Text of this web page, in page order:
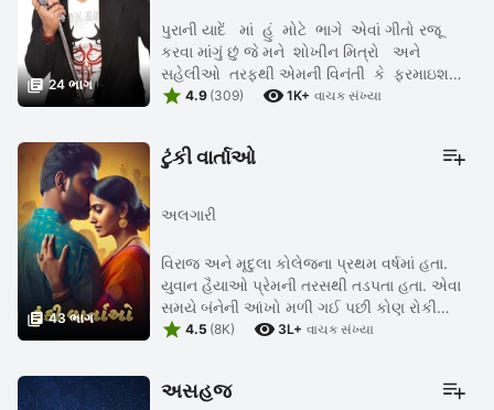
 24 ભાગ
પુરાની યાદેં માં હું મોટે ભાગે એવાં ગીતો રજૂ
કરવા માંગું છું જે મને શોખીન મિત્રો અને
સહેલીઓ તરફથી એમની વિનંતી કે ફરમાઇશથી
પ્રકાશિત કરવા માટે મળ્યાં હોય અને ઈચ્છું ...
 4.9 (309)  1K+ વાચક સંખ્યા
 43 ભાગ
ટુંકી વાર્તાઓ
અલગારી
વિરાજ અને મૃદુલા કોલેજના પ્રથમ વર્ષમાં હતા.
યુવાન હૈયાઓ પ્રેમની તરસથી તડપતા હતા. એવા
સમયે બંનેની આંખો મળી ગઈ પછી કોણ રોકી
શકવાનું હતું. યૌવન હિલોળે ચડ્યું હોય ત્યારે નાની
 4.5 (8K)  3L+ વાચક સંખ્યા
અસહજ